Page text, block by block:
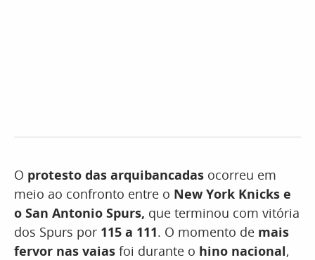
O protesto das arquibancadas ocorreu em
meio ao confronto entre o New York Knicks e
o San Antonio Spurs, que terminou com vitória
dos Spurs por 115 a 111. O momento de mais
fervor nas vaias foi durante o hino nacional,